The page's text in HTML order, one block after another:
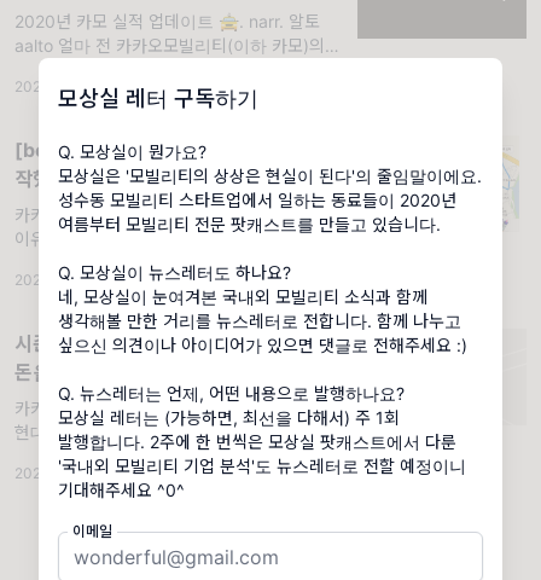
모상실 레터 구독하기
Q. 모상실이 뭔가요?
모상실은 '모빌리티의 상상은 현실이 된다'의 줄임말이에요.
성수동 모빌리티 스타트업에서 일하는 동료들이 2020년
여름부터 모빌리티 전문 팟캐스트를 만들고 있습니다.
Q. 모상실이 뉴스레터도 하나요?
네, 모상실이 눈여겨본 국내외 모빌리티 소식과 함께
생각해볼 만한 거리를 뉴스레터로 전합니다. 함께 나누고
싶으신 의견이나 아이디어가 있으면 댓글로 전해주세요 :)
Q. 뉴스레터는 언제, 어떤 내용으로 발행하나요?
모상실 레터는 (가능하면, 최선을 다해서) 주 1회
발행합니다. 2주에 한 번씩은 모상실 팟캐스트에서 다룬
'국내외 모빌리티 기업 분석'도 뉴스레터로 전할 예정이니
이메일
2020년 카모 실적 업데이트 🚖. narr. 알토
aalto 얼마 전 카카오모빌리티(이하 카모)의
2020년 실적이 공개됐어요. 모상실이 시즌2에
서 처음으로 분석한 기업이 카모였죠. 당시에는
2021.04.20 조회 5.19K · 댓글 2
[beta] 카카오T가 우주비행 서비스를 시
작했다고?
카카오T에 등장한 '승리호'가 남다른 세 가지
이유. 제품으로 돈벌기 카카오T에 등장한 '승리
호'가 남다른 세 가지 이유 narr. 마리 marie
😎 이슈 요약
2021.02.01 · 조회 4.49K
시즌2 결산: 모빌리티 기업들은 어떻게
돈을 벌까
카카오모빌리티, 우버, 롯데렌탈, 쏘카, 테슬라,
현대자동차, 그랩, 우아한형제들, 카바나, 티머
니, 쿠팡, 휴맥스모빌리티, 차지포인트까지!.
narr. TEAM 모상실 상실이 여러분, 안녕하세
요! 모상실입니다. 잘 지내셨나요? 명절 이후에
오미크론 팬데믹이 더 심해졌네요. 부디 ...
2022.02.16 · 조회 7.48K